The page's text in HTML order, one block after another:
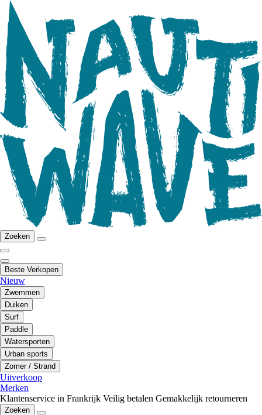
Zoeken
Beste Verkopen
Nieuw
Zwemmen
Duiken
Surf
Paddle
Watersporten
Urban sports
Zomer / Strand
Uitverkoop
Merken
Klantenservice in Frankrijk Veilig betalen Gemakkelijk retourneren
Zoeken